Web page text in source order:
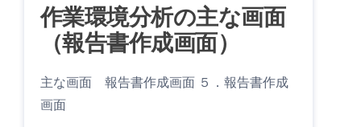
作業環境分析の主な画面
（報告書作成画面）
主な画面 報告書作成画面 ５．報告書作成
画面